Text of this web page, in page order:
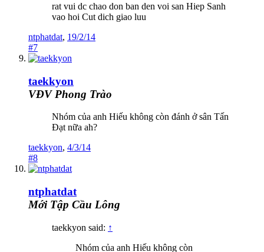
rat vui dc chao don ban den voi san Hiep Sanh
vao hoi Cut dich giao luu
ntphatdat, 19/2/14
#7
taekkyon
VĐV Phong Trào
Nhóm của anh Hiếu không còn đánh ở sân Tấn
Đạt nữa ah?
taekkyon, 4/3/14
#8
ntphatdat
Mới Tập Cầu Lông
taekkyon said: ↑
Nhóm của anh Hiếu không còn